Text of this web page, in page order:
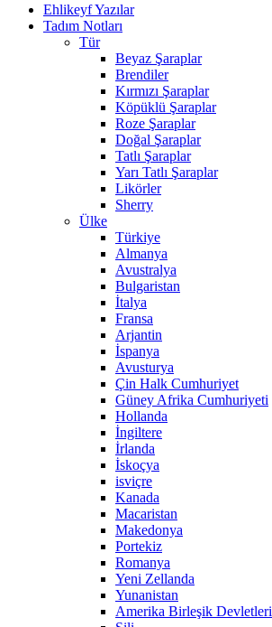
Ehlikeyf Yazılar
Tadım Notları
Tür
Beyaz Şaraplar
Brendiler
Kırmızı Şaraplar
Köpüklü Şaraplar
Roze Şaraplar
Doğal Şaraplar
Tatlı Şaraplar
Yarı Tatlı Şaraplar
Likörler
Sherry
Ülke
Türkiye
Almanya
Avustralya
Bulgaristan
İtalya
Fransa
Arjantin
İspanya
Avusturya
Çin Halk Cumhuriyet
Güney Afrika Cumhuriyeti
Hollanda
İngiltere
İrlanda
İskoçya
isviçre
Kanada
Macaristan
Makedonya
Portekiz
Romanya
Yeni Zellanda
Yunanistan
Amerika Birleşik Devletleri